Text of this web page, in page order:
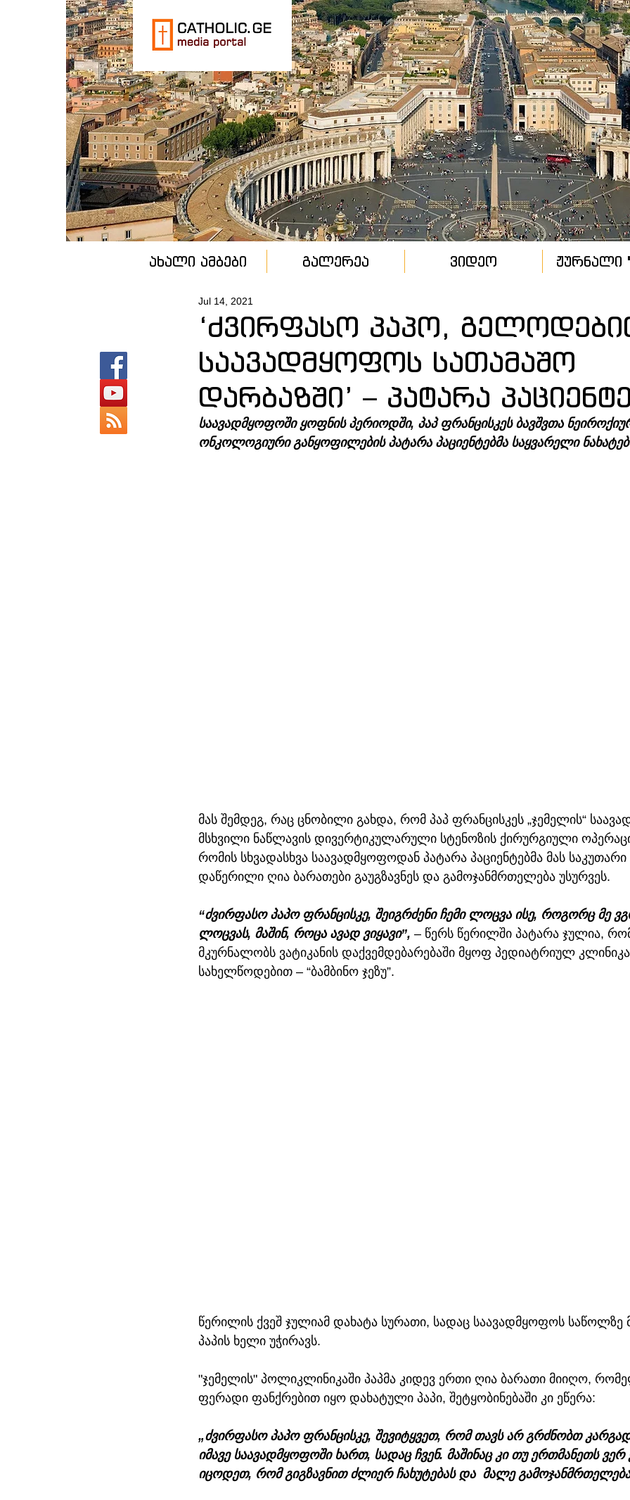
ახალი ამბები გალერეა ვიდეო ჟურნალი
‘ძვირფასო პაპო,
საავადმყოფოს სათამაშო
დარბაზში’ – პატარა
Jul 14, 2021
საავადმყოფოში ყოფნის პერიოდში, პაპ ფრანცისკეს ბავშვთა
ონკოლოგიური განყოფილების პატარა პაციენტებმა საყვარელი
მას შემდეგ, რაც ცნობილი გახდა, რომ პაპ ფრანცისკეს „ჯემელის“
მსხვილი ნაწლავის დივერტიკულარული სტენოზის ქირურგიული
რომის სხვადასხვა საავადმყოფოდან პატარა პაციენტებმა მას
დაწერილი ღია ბარათები გაუგზავნეს და გამოჯანმრთელება უსურვეს.
“ძვირფასო პაპო ფრანცისკე, შეიგრძენი ჩემი ლოცვა ისე, როგორც მე
ლოცვას, მაშინ, როცა ავად ვიყავი”, – წერს წერილში პატარა ჯულია,
მკურნალობს ვატიკანის დაქვემდებარებაში მყოფ პედიატრიულ
სახელწოდებით – “ბამბინო ჯეზუ”.
წერილის ქვეშ ჯულიამ დახატა სურათი, სადაც საავადმყოფოს
პაპის ხელი უჭირავს.
"ჯემელის" პოლიკლინიკაში პაპმა კიდევ ერთი ღია ბარათი მიიღო,
ფერადი ფანქრებით იყო დახატული პაპი, შეტყობინებაში კი ეწერა:
„ძვირფასო პაპო ფრანცისკე, შევიტყვეთ, რომ თავს არ გრძნობთ
იმავე საავადმყოფოში ხართ, სადაც ჩვენ. მაშინაც კი თუ ერთმანეთს
იცოდეთ, რომ გიგზავნით ძლიერ ჩახუტებას და  მალე